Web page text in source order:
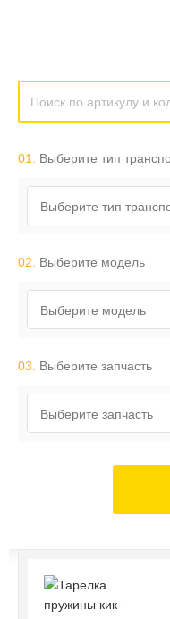
01. Выберите тип
Выберите тип
02. Выберите модель
Выберите модель
03. Выберите запчасть
Выберите запчасть